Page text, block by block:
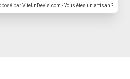
parViteUnDevis.com -Vous êtes un artisan ?